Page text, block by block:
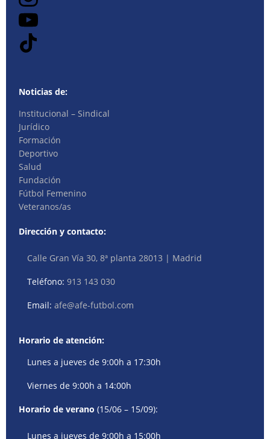
Noticias de:
Institucional – Sindical
Jurídico
Formación
Deportivo
Salud
Fundación
Fútbol Femenino
Veteranos/as
Dirección y contacto:
Calle Gran Vía 30, 8ª planta 28013 | Madrid
Teléfono:913 143 030
Email:afe@afe-futbol.com
Horario de atención:
Lunes a jueves de 9:00h a 17:30h
Viernes de 9:00h a 14:00h
Horario de verano (15/06 – 15/09):
Lunes a jueves de 9:00h a 15:00h